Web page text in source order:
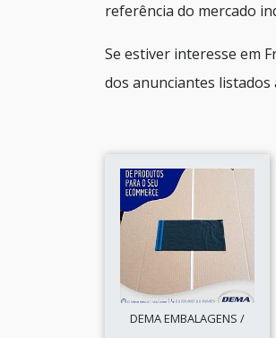
referência do mercado
Se estiver interesse em
dos anunciantes listados
DEMA EMBALAGENS /